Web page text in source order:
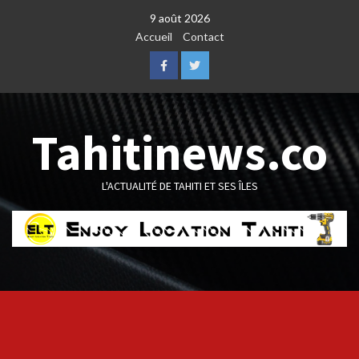
9 août 2026
Accueil
Contact
FacebookTwitter
Tahitinews.co
L'ACTUALITÉ DE TAHITI ET SES ÎLES